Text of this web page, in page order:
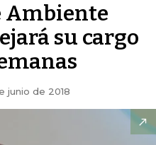
Ambiente
su cargo
junio de 2018